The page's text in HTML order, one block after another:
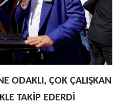
ODAKLI, ÇOK ÇALIŞKAN
TAKİP EDERDİ